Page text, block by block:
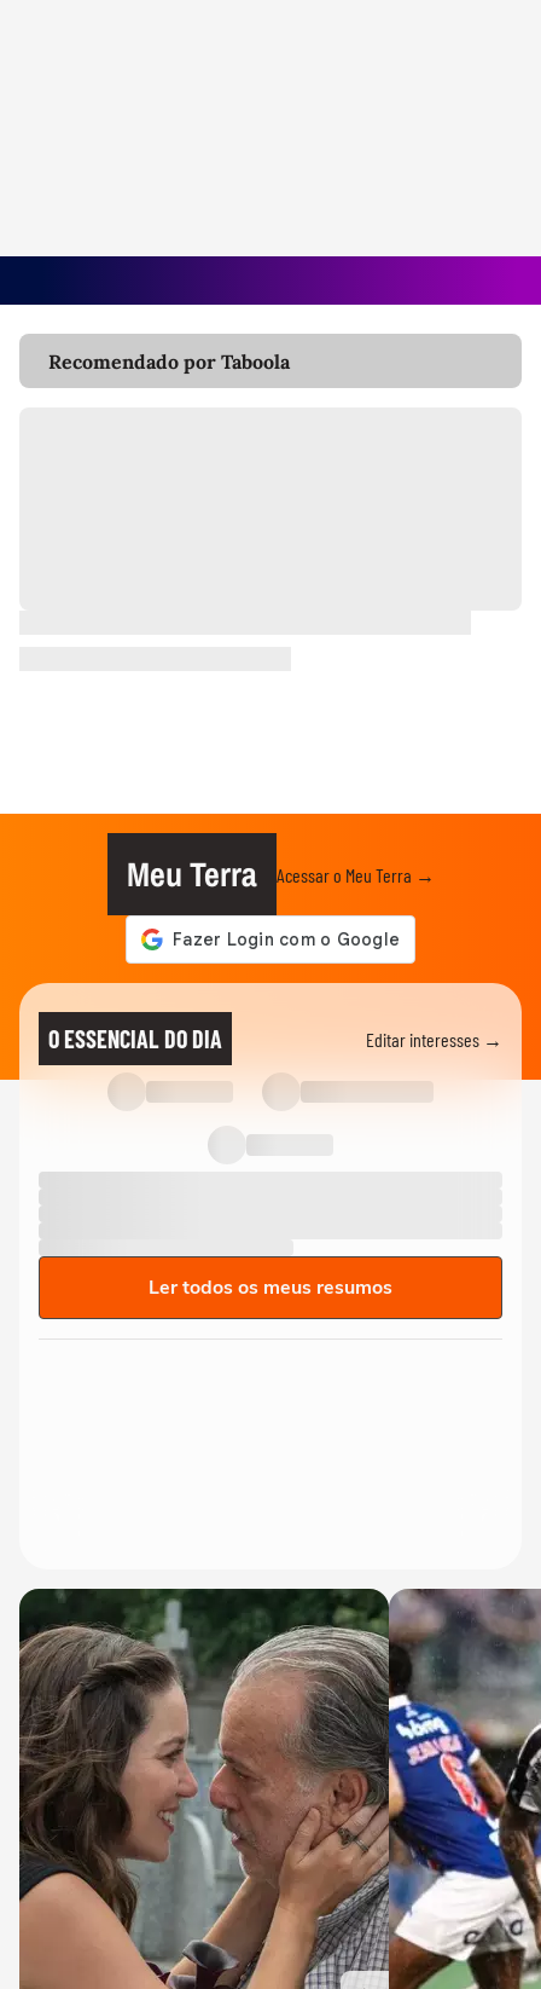
Recomendado por Taboola
Meu Terra Acessar o Meu Terra →
O ESSENCIAL DO DIA Editar interesses →
Ler todos os meus resumos